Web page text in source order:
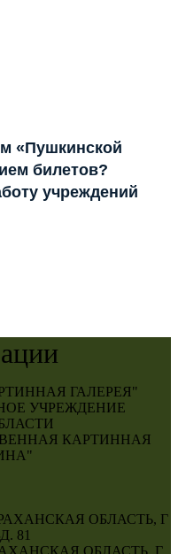
«Пушкинской
билетов?
учреждений
ГАЛЕРЕЯ"
УЧРЕЖДЕНИЕ
КАРТИННАЯ
ОБЛАСТЬ, Г
81
ОБЛАСТЬ, Г